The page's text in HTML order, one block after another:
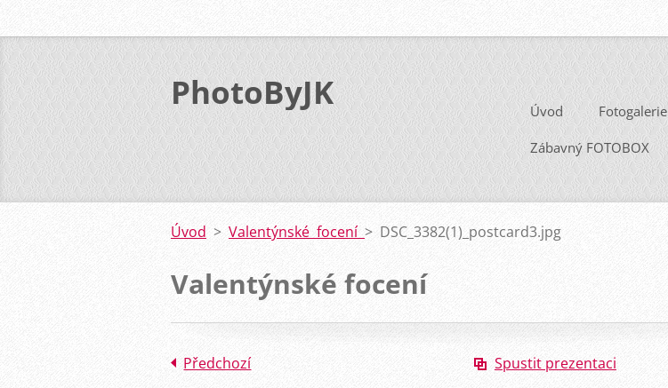
PhotoByJK Úvod Fotogalerie
Zábavný FOTOBOX
Úvod > Valentýnské focení > DSC_3382(1)_postcard3.jpg
Valentýnské focení
Předchozí Spustit prezentaci